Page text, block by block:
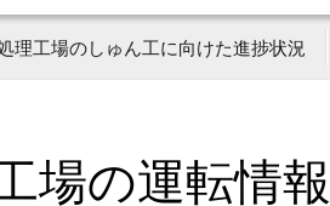
理工場のしゅん工に向けた進捗状況
場の運転情報